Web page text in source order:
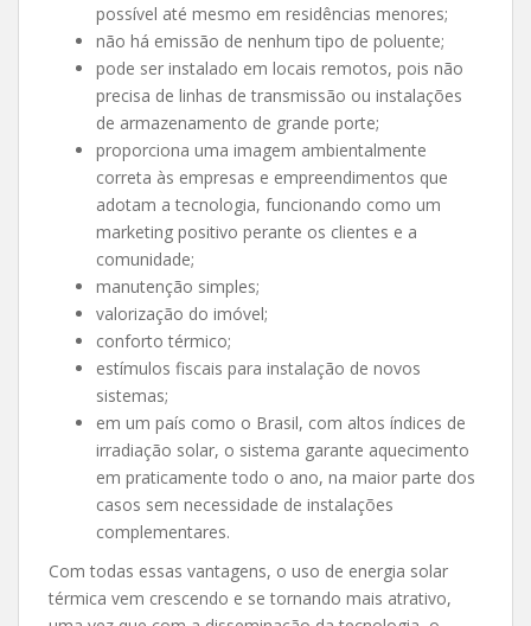
possível até mesmo em residências menores;
não há emissão de nenhum tipo de poluente;
pode ser instalado em locais remotos, pois não
precisa de linhas de transmissão ou instalações
de armazenamento de grande porte;
proporciona uma imagem ambientalmente
correta às empresas e empreendimentos que
adotam a tecnologia, funcionando como um
marketing positivo perante os clientes e a
comunidade;
manutenção simples;
valorização do imóvel;
conforto térmico;
estímulos fiscais para instalação de novos
sistemas;
em um país como o Brasil, com altos índices de
irradiação solar, o sistema garante aquecimento
em praticamente todo o ano, na maior parte dos
casos sem necessidade de instalações
complementares.
Com todas essas vantagens, o uso de energia solar
térmica vem crescendo e se tornando mais atrativo,